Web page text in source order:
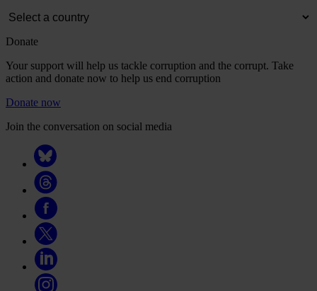
Donate
Your support will help us tackle corruption and the corrupt. Take
action and donate now to help us end corruption
Donate now
Join the conversation on social media